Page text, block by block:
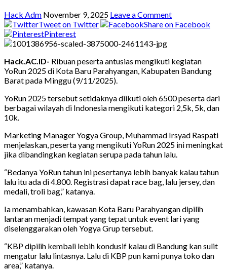
Hack Adm November 9, 2025 Leave a Comment
Tweet on Twitter
Share on Facebook
Pinterest
Hack.AC.ID- Ribuan peserta antusias mengikuti kegiatan
YoRun 2025 di Kota Baru Parahyangan, Kabupaten Bandung
Barat pada Minggu (9/11/2025).
YoRun 2025 tersebut setidaknya diikuti oleh 6500 peserta dari
berbagai wilayah di Indonesia mengikuti kategori 2,5k, 5k, dan
10k.
Marketing Manager Yogya Group, Muhammad Irsyad Raspati
menjelaskan, peserta yang mengikuti YoRun 2025 ini meningkat
jika dibandingkan kegiatan serupa pada tahun lalu.
“Bedanya YoRun tahun ini pesertanya lebih banyak kalau tahun
lalu itu ada di 4.800. Registrasi dapat race bag, lalu jersey, dan
medali, troli bag,” katanya.
Ia menambahkan, kawasan Kota Baru Parahyangan dipilih
lantaran menjadi tempat yang tepat untuk event lari yang
diselenggarakan oleh Yogya Grup tersebut.
“KBP dipilih kembali lebih kondusif kalau di Bandung kan sulit
mengatur lalu lintasnya. Lalu di KBP pun kami punya toko dan
area,” katanya.